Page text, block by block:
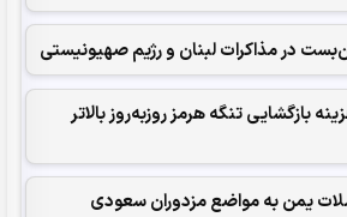
در مذاکرات لبنان و رژیم صهیونیستی
بازگشایی تنگه هرمز روزبه‌روز بالاتر
یمن به مواضع مزدوران سعودی